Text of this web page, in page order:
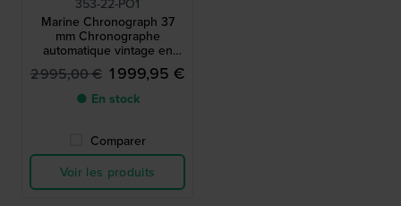
353-22-PO1
Marine Chronograph 37
mm Chronographe
automatique vintage en
acier inoxydable
2 995,00 € 1 999,95 €
● En stock
Comparer
Voir les produits